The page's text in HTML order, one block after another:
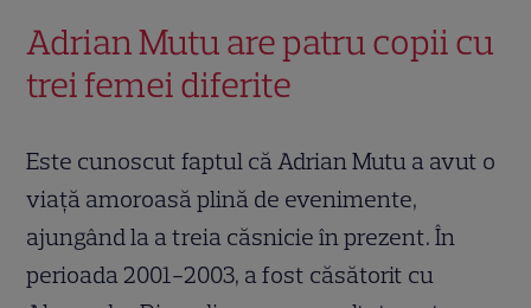
Adrian Mutu are patru copii cu
trei femei diferite
Este cunoscut faptul că Adrian Mutu a avut o
viață amoroasă plină de evenimente,
ajungând la a treia căsnicie în prezent. În
perioada 2001-2003, a fost căsătorit cu